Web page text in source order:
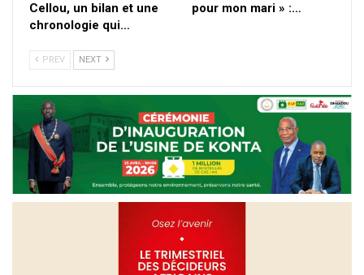
Cellou, un bilan et une
chronologie qui…
pour mon mari » :…
PREV NEXT